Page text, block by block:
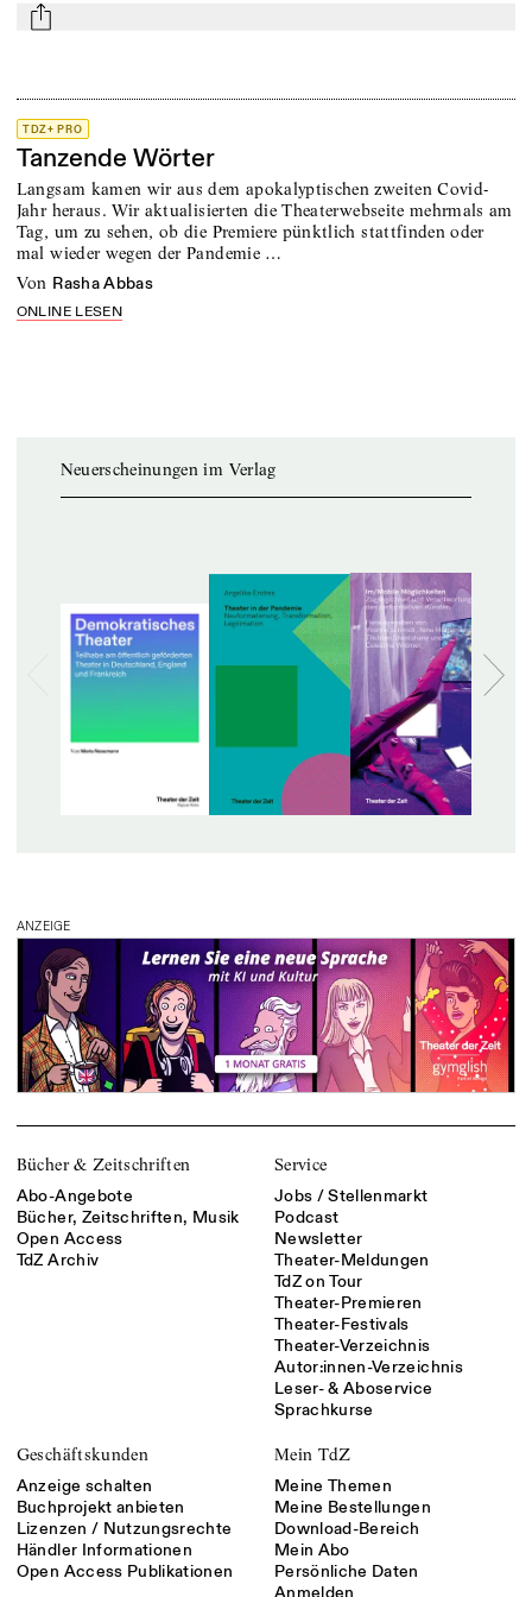
mail
TDZ+ PRO
Tanzende Wörter
Langsam kamen wir aus dem apokalyptischen zweiten ­Covid-
Jahr heraus. Wir aktualisierten die Theaterwebseite mehrmals am
Tag, um zu sehen, ob die Premiere pünktlich stattfinden oder
mal wieder wegen der Pandemie …
von Rasha Abbas
ONLINE LESEN
Neuerscheinungen im Verlag
ANZEIGE
Bücher & Zeitschriften
Abo-Angebote
Bücher, Zeitschriften, Musik
Open Access
TdZ Archiv
Service
Jobs / Stellenmarkt
Podcast
Newsletter
Theater-Meldungen
TdZ on Tour
Theater-Premieren
Theater-Festivals
Theater-Verzeichnis
Autor:innen-Verzeichnis
Leser- & Aboservice
Sprachkurse
Geschäftskunden
Anzeige schalten
Buchprojekt anbieten
Lizenzen / Nutzungsrechte
Händler Informationen
Open Access Publikationen
Mein TdZ
Meine Themen
Meine Bestellungen
Download-Bereich
Mein Abo
Persönliche Daten
Anmelden